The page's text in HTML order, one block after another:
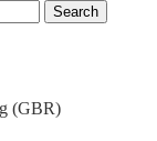
Search
(GBR)